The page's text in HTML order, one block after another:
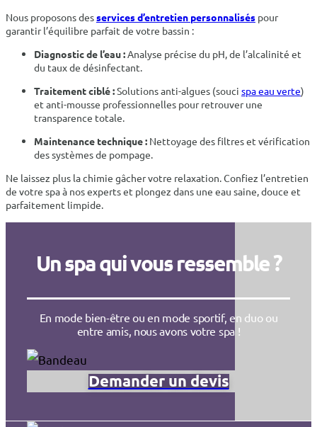
Nous proposons desservices d’entretien personnalisés pour
garantir l’équilibre parfait de votre bassin :
Diagnostic de l’eau :Analyse précise du pH, de l’alcalinité et
du taux de désinfectant.
Traitement ciblé :Solutions anti-algues (souci spa eau verte)
et anti-mousse professionnelles pour retrouver une
transparence totale.
Maintenance technique : Nettoyage des filtres et vérification
des systèmes de pompage.
Ne laissez plus la chimie gâcher votre relaxation. Confiez l’entretien
de votre spa à nos experts et plongez dans une eau saine, douce et
parfaitement limpide.
Un spa qui vous ressemble ?
En mode bien-être ou en mode sportif, en duo ou
entre amis, nous avons votre spa !
Demander un devis